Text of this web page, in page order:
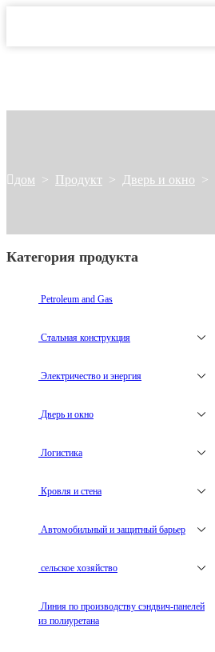
дом > Продукт > Дверь и окно >
Категория продукта
Petroleum and Gas
Стальная конструкция
Электричество и энергия
Дверь и окно
Логистика
Кровля и стена
Автомобильный и защитный барьер
сельское хозяйство
Линия по производству сэндвич-панелей
из полиуретана